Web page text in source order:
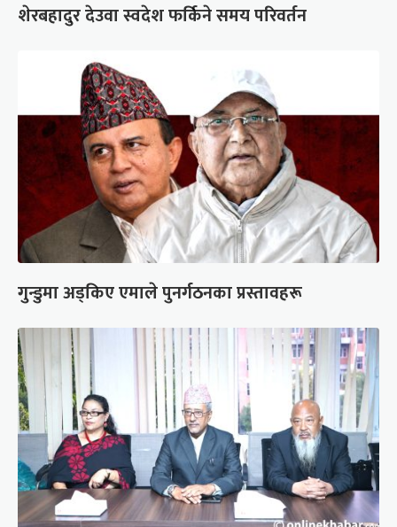
शेरबहादुर देउवा स्वदेश फर्किने समय परिवर्तन
गुन्डुमा अड्किए एमाले पुनर्गठनका प्रस्तावहरू